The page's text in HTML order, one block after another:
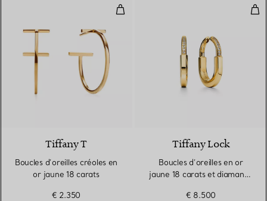
Boucles d’oreilles créoles en or
Tiffany T
Boucles d’oreilles créoles en
or jaune 18 carats
€ 2.350
Tiffany Lock
Boucles d’oreilles en or
jaune 18 carats et diamants.
€ 8.500